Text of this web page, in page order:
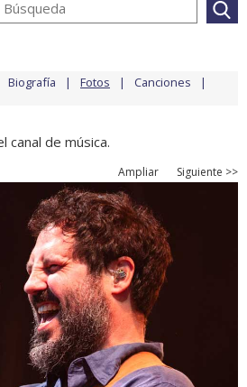
Biografía Fotos Canciones
canal de música.
Ampliar Siguiente >>